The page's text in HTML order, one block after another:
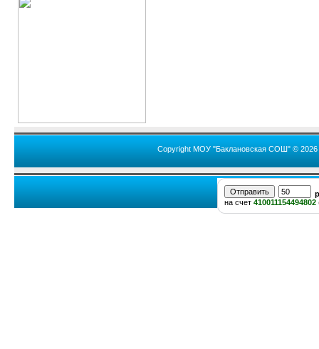
Copyright МОУ "Баклановская СОШ" ©
на счет 410011154494802